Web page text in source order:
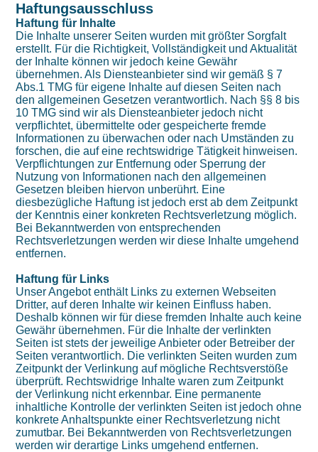
Haftungsausschluss
Haftung für Inhalte
Die Inhalte unserer Seiten wurden mit größter Sorgfalt
erstellt. Für die Richtigkeit, Vollständigkeit und Aktualität
der Inhalte können wir jedoch keine Gewähr
übernehmen. Als Diensteanbieter sind wir gemäß § 7
Abs.1 TMG für eigene Inhalte auf diesen Seiten nach
den allgemeinen Gesetzen verantwortlich. Nach §§ 8 bis
10 TMG sind wir als Diensteanbieter jedoch nicht
verpflichtet, übermittelte oder gespeicherte fremde
Informationen zu überwachen oder nach Umständen zu
forschen, die auf eine rechtswidrige Tätigkeit hinweisen.
Verpflichtungen zur Entfernung oder Sperrung der
Nutzung von Informationen nach den allgemeinen
Gesetzen bleiben hiervon unberührt. Eine
diesbezügliche Haftung ist jedoch erst ab dem Zeitpunkt
der Kenntnis einer konkreten Rechtsverletzung möglich.
Bei Bekanntwerden von entsprechenden
Rechtsverletzungen werden wir diese Inhalte umgehend
entfernen.
Haftung für Links
Unser Angebot enthält Links zu externen Webseiten
Dritter, auf deren Inhalte wir keinen Einfluss haben.
Deshalb können wir für diese fremden Inhalte auch keine
Gewähr übernehmen. Für die Inhalte der verlinkten
Seiten ist stets der jeweilige Anbieter oder Betreiber der
Seiten verantwortlich. Die verlinkten Seiten wurden zum
Zeitpunkt der Verlinkung auf mögliche Rechtsverstöße
überprüft. Rechtswidrige Inhalte waren zum Zeitpunkt
der Verlinkung nicht erkennbar. Eine permanente
inhaltliche Kontrolle der verlinkten Seiten ist jedoch ohne
konkrete Anhaltspunkte einer Rechtsverletzung nicht
zumutbar. Bei Bekanntwerden von Rechtsverletzungen
werden wir derartige Links umgehend entfernen.